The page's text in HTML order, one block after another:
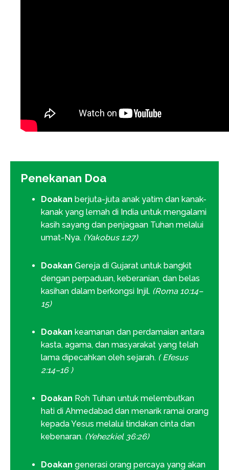
Penekanan Doa
Doakan berjuta-juta anak yatim dan kanak-
kanak yang lemah di India untuk mengalami
kasih sayang dan penjagaan Tuhan melalui
umat-Nya. (Yakobus 1:27)
Doakan Gereja di Gujarat untuk bangkit
dengan perpaduan, keberanian, dan belas
kasihan dalam berkongsi Injil. (Roma 10:14–
15)
Doakan keamanan dan perdamaian antara
kasta, agama, dan masyarakat yang telah
lama dipecahkan oleh sejarah. ( Efesus
2:14–16 )
Doakan Roh Tuhan untuk melembutkan
hati di Ahmedabad dan menarik ramai orang
kepada Yesus melalui tindakan cinta dan
kebenaran. (Yehezkiel 36:26)
Doakan generasi orang percaya yang akan